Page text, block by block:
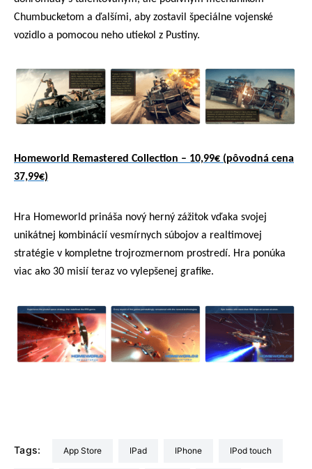
Chumbucketom a ďalšími, aby zostavil špeciálne vojenské
vozidlo a pomocou neho utiekol z Pustiny.
Homeworld Remastered Collection – 10,99€ (pôvodná cena
37,99€)
Hra Homeworld prináša nový herný zážitok vďaka svojej
unikátnej kombinácií vesmírnych súbojov a realtimovej
stratégie v kompletne trojrozmernom prostredí. Hra ponúka
viac ako 30 misií teraz vo vylepšenej grafike.
Tags: App Store iPad iPhone iPod touch